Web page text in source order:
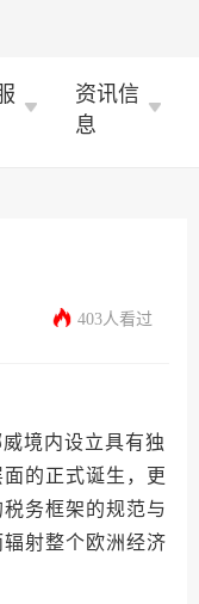
资讯信
息
403人看过
境内设立具有独
的正式诞生，更
务框架的规范与
射整个欧洲经济